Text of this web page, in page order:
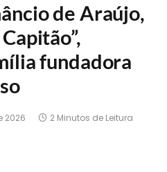
de Araújo,
fundadora
2026 2 Minutos de Leitura